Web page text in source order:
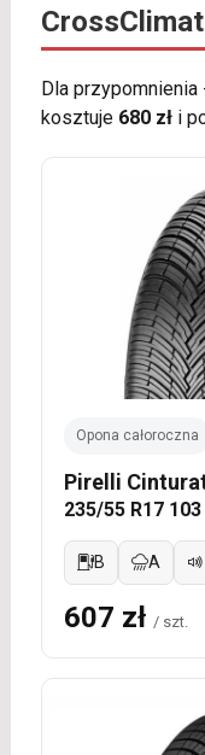
Dla
kosztuje 680 złi
Opona całoroczna
Pirelli
235/55 R17 103
B A
607 zł / szt.